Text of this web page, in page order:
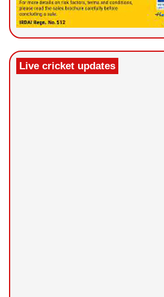
Live cricket updates